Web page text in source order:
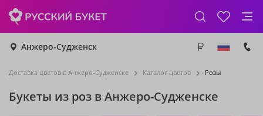
Анжеро-Судженск
Доставка цветов в Анжеро-Судженске Каталог цветов Розы
Букеты из роз в Анжеро-Судженске